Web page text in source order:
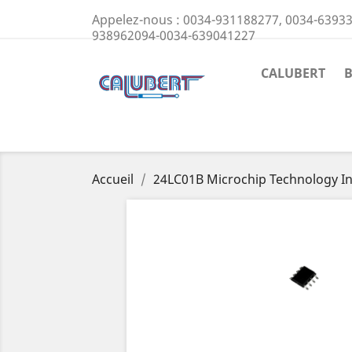
Appelez-nous : 0034-931188277, 0034-
938962094-0034-639041227
CALUBERT
Accueil 24LC01B Microchip Technology